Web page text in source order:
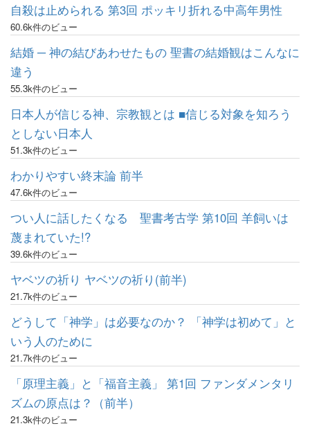
自殺は止められる 第3回 ポッキリ折れる中高年男性
60.6k件のビュー
結婚 ─ 神の結びあわせたもの 聖書の結婚観はこんなに
違う
55.3k件のビュー
日本人が信じる神、宗教観とは ■信じる対象を知ろう
としない日本人
51.3k件のビュー
わかりやすい終末論 前半
47.6k件のビュー
つい人に話したくなる 聖書考古学 第10回 羊飼いは
蔑まれていた!?
39.6k件のビュー
ヤベツの祈り ヤベツの祈り(前半)
21.7k件のビュー
どうして「神学」は必要なのか？ 「神学は初めて」と
いう人のために
21.7k件のビュー
「原理主義」と「福音主義」 第1回 ファンダメンタリ
ズムの原点は？（前半）
21.3k件のビュー